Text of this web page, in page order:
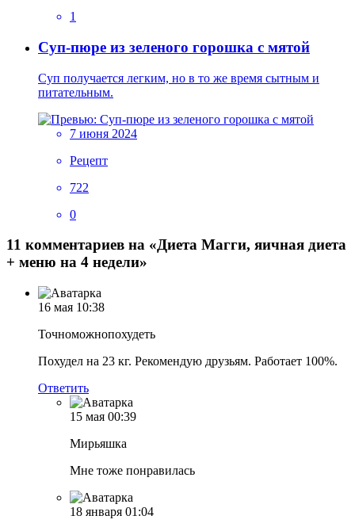
1
Суп-пюре из зеленого горошка с мятой
Суп получается легким, но в то же время сытным и
питательным.
7 июня 2024
Рецепт
722
0
11 комментариев на «Диета Магги, яичная диета
+ меню на 4 недели»
16 мая 10:38
Точноможнопохудеть
Похудел на 23 кг. Рекомендую друзьям. Работает 100%.
Ответить
15 мая 00:39
Мирьяшка
Мне тоже понравилась
18 января 01:04